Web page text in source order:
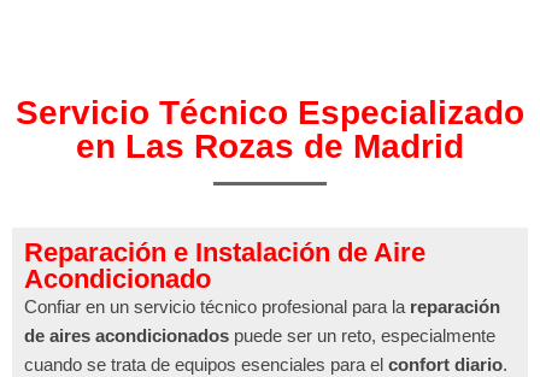
Servicio Técnico Especializado
en Las Rozas de Madrid
Reparación e Instalación de Aire
Acondicionado
Confiar en un servicio técnico profesional para la reparación
de aires acondicionados puede ser un reto, especialmente
cuando se trata de equipos esenciales para el confort diario.